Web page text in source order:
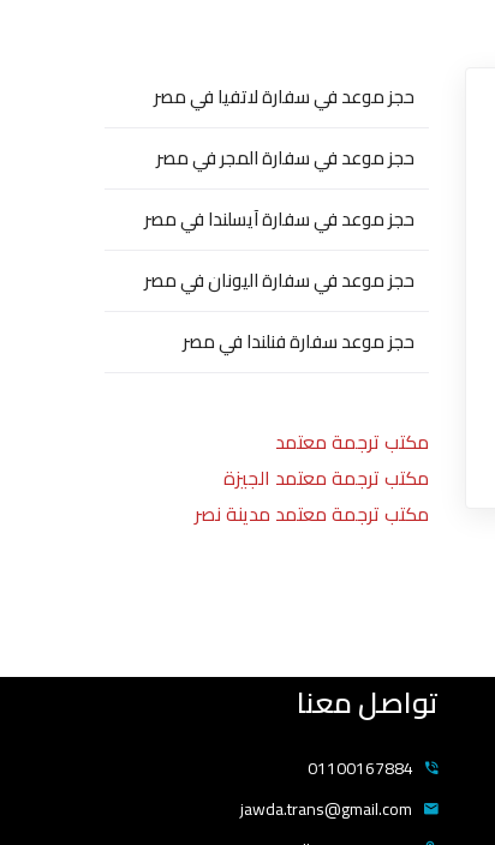
حجز موعد في سفارة لاتفيا في مصر
حجز موعد في سفارة المجر في مصر
حجز موعد في سفارة آيسلندا في مصر
حجز موعد في سفارة اليونان في مصر
حجز موعد سفارة فنلندا في مصر
مكتب ترجمة معتمد
مكتب ترجمة معتمد الجيزة
مكتب ترجمة معتمد مدينة نصر
تواصل معنا
01100167884
jawda.trans@gmail.com